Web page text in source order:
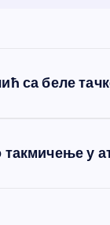
са беле
у